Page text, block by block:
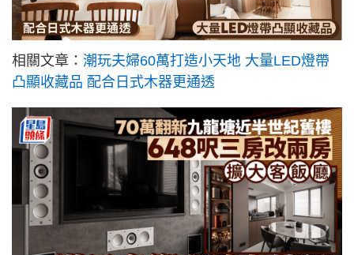
相關文章： 潮玩夫婦60萬打造小天地 大量LED燈帶
凸顯收藏品 配合日式木器更通透